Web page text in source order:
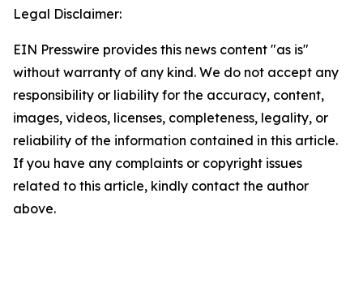
Legal Disclaimer:
EIN Presswire provides this news content "as is"
without warranty of any kind. We do not accept any
responsibility or liability for the accuracy, content,
images, videos, licenses, completeness, legality, or
reliability of the information contained in this article.
If you have any complaints or copyright issues
related to this article, kindly contact the author
above.